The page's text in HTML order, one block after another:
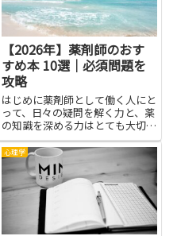
【2026年】薬剤師のおす
すめ本 10選｜必須問題を
攻略
はじめに薬剤師として働く人にと
って、日々の疑問を解く力と、薬
の知識を深める力はとても大切で
す。読書を習慣にすることで、最
近の研究動向や実務で役立つ考え
方を、難しくなく理解できるよう
になります。このテーマは、薬剤
師の現場で役立つ知識をそなえ
心理学